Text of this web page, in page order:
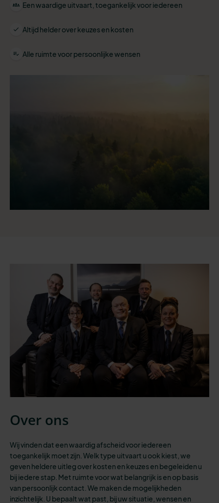
Een waardige uitvaart, toegankelijk voor iedereen
Altijd helder over keuzes en kosten
Alle ruimte voor persoonlijke wensen
Over ons
Wij vinden dat een waardig afscheid voor iedereen
toegankelijk moet zijn. Welk type uitvaart u ook kiest, we
geven heldere uitleg over kosten en keuzes en begeleiden u
bij iedere stap. Met ruimte voorwat belangrijk isen op basis
van persoonlijk contact. We maken de mogelijkheden
inzichtelijk U bepaalt wat past, bij uw situatie , wensen en